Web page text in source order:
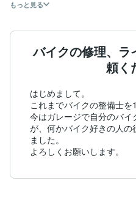
もっと見る
バイクの修理、ラ
頼く
はじめまして。
これまでバイクの整備士を
今はガレージで自分のバ
が、何かバイク好きの人
ました。
よろしくお願いします。